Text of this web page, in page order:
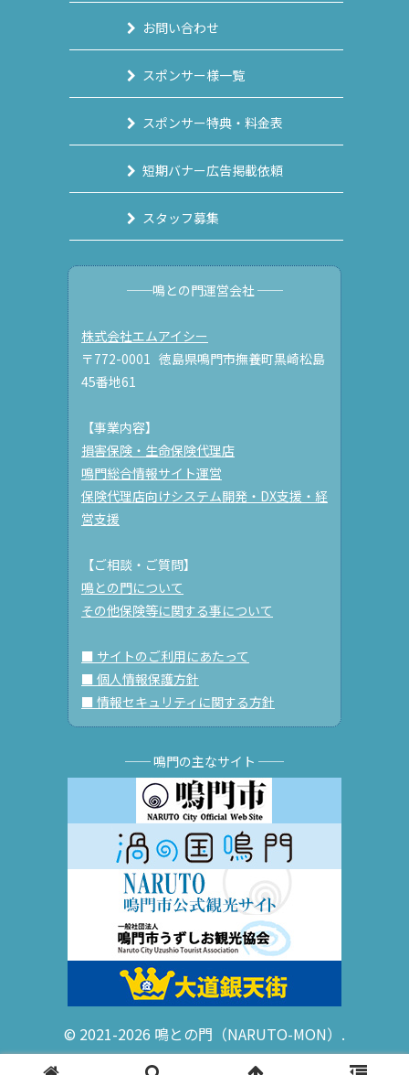
お問い合わせ
スポンサー様一覧
スポンサー特典・料金表
短期バナー広告掲載依頼
スタッフ募集
──鳴との門運営会社 ──
株式会社エムアイシー
〒772-0001 徳島県鳴門市撫養町黒崎松島
45番地61
【事業内容】
損害保険・生命保険代理店
鳴門総合情報サイト運営
保険代理店向けシステム開発・DX支援・経
営支援
【ご相談・ご質問】
鳴との門について
その他保険等に関する事について
■ サイトのご利用にあたって
■ 個人情報保護方針
■ 情報セキュリティに関する方針
── 鳴門の主なサイト ──
© 2021-2026 鳴との門（NARUTO-MON）.